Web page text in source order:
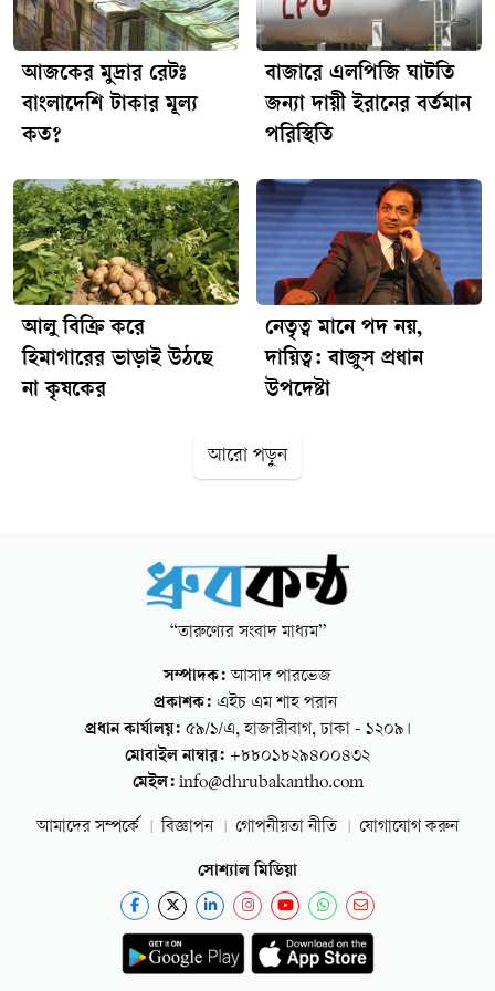
হাজার ৪৪৩ টাকা এবং সনাতন পদ্ধতির প্রতি ভরি স্বর্ণের দাম ১ লাখ
৭৫ হাজার ৪৮৫ টাকা নির্ধারণ করা হয়। যা কার্যকর হয়েছিল সেদিন
সকাল ১০ টা থেকেই। এনএম/ধ্রুবকন্ঠ
আজকের মুদ্রার রেটঃ
বাংলাদেশি টাকার মূল্য
কত?
বাজারে এলপিজি ঘাটতি
জন্যা দায়ী ইরানের বর্তমান
পরিস্থিতি
আলু বিক্রি করে
হিমাগারের ভাড়াই উঠছে
না কৃষকের
নেতৃত্ব মানে পদ নয়,
দায়িত্ব: বাজুস প্রধান
উপদেষ্টা
আরো পড়ুন
“তারুণ্যের সংবাদ মাধ্যম”
সম্পাদক:আসাদ পারভেজ
প্রকাশক: এইচ এম শাহ পরান
প্রধান কার্যালয়: ৫৯/১/এ, হাজারীবাগ, ঢাকা - ১২০৯।
মোবাইল নাম্বার: +৮৮০১৮২৯৪০০৪৩২
মেইল: info@dhrubakantho.com
আমাদের সম্পর্কে বিজ্ঞাপন গোপনীয়তা নীতি যোগাযোগ করুন
সোশ্যাল মিডিয়া